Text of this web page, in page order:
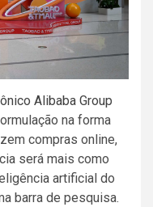
Alibaba Group
na forma
compras online,
será mais como
artificial do
barra de pesquisa.